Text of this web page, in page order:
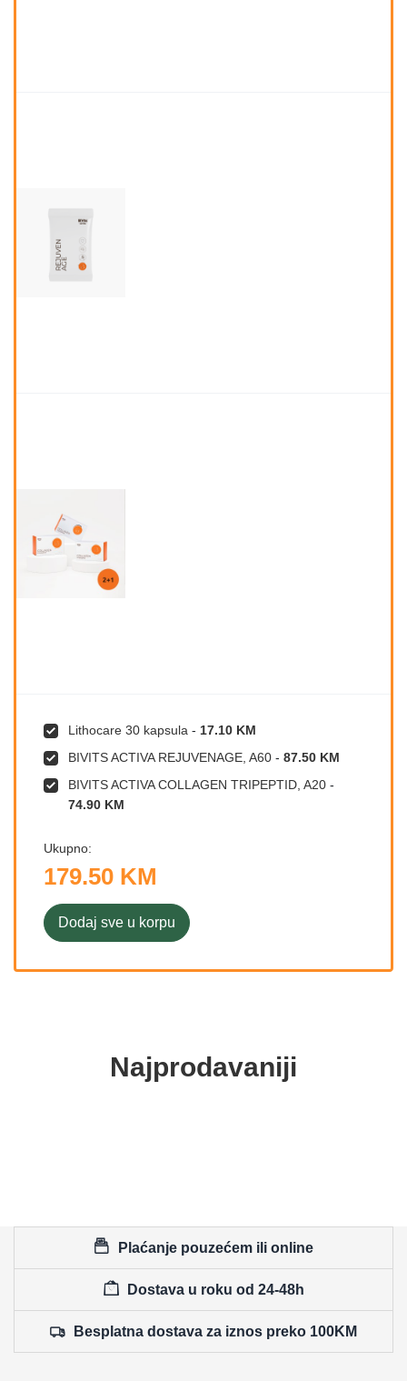
Lithocare 30 kapsula - 17.10 KM
BIVITS ACTIVA REJUVENAGE, A60 - 87.50 KM
BIVITS ACTIVA COLLAGEN TRIPEPTID, A20 -
74.90 KM
Ukupno:
179.50 KM
Dodaj sve u korpu
Najprodavaniji
Plaćanje pouzećem ili online
Dostava u roku od 24-48h
Besplatna dostava za iznos preko 100KM